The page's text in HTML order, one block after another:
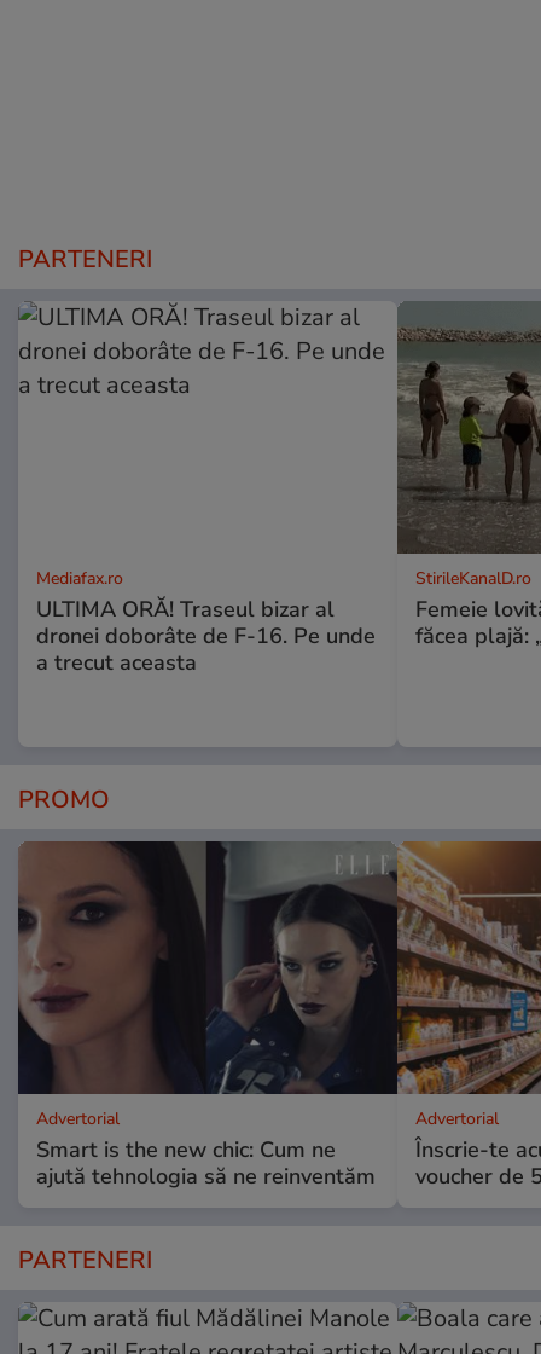
PARTENERI
Mediafax.ro
ULTIMA ORĂ! Traseul bizar al
dronei doborâte de F-16. Pe unde
a trecut aceasta
StirileKanalD.ro
Femeie
făcea plajă:
PROMO
Advertorial
Smart is the new chic: Cum ne
ajută tehnologia să ne reinventăm
Advertorial
Înscrie-te
voucher de
PARTENERI